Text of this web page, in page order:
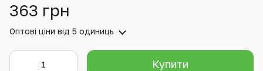
363 грн
Оптові ціни від 5 одиниць
Купити